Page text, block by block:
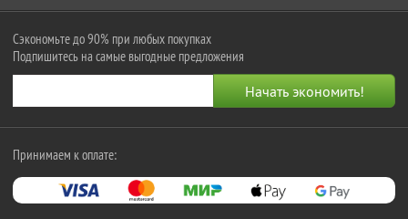
Сэкономьте до 90% при любых покупках
Подпишитесь на самые выгодные предложения
Принимаем к оплате: